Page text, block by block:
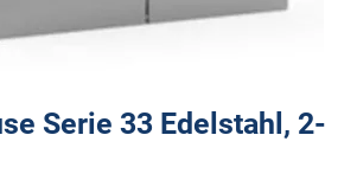
Serie 33 Edelstahl, 2-